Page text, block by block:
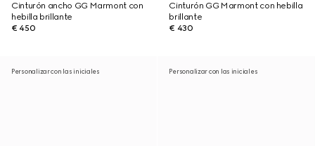
Cinturón ancho GG Marmont con
hebilla brillante
€ 450
Cinturón GG Marmont con hebilla
brillante
€ 430
Personalizar con las iniciales Personalizar con las iniciales